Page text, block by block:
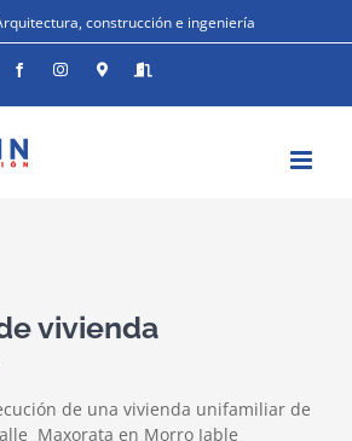
construcción e ingeniería
FacebookInstagramDondeEntrar
vivienda
de una vivienda unifamiliar de
Maxorata en Morro Jable